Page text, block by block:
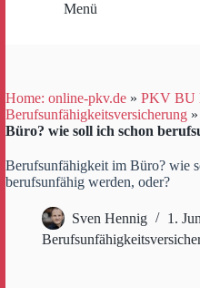
Menü
Home: online-pkv.de » PKV BU
Berufsunfähigkeitsversicherung »
Büro? wie soll ich schon
Berufsunfähigkeit im Büro? wie
berufsunfähig werden, oder?
Sven Hennig
1.